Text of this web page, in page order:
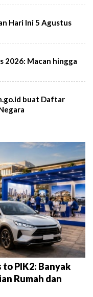
Hari Ini 5 Agustus
2026: Macan hingga
buat Daftar
to PIK2: Banyak
Rumah dan